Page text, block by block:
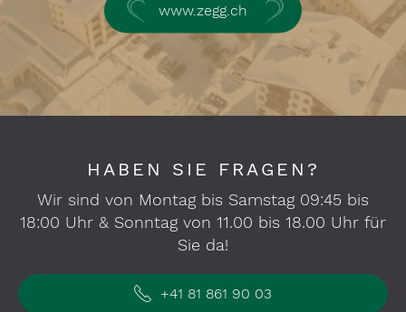
www.zegg.ch
HABEN SIE FRAGEN?
Wir sind von Montag bis Samstag 09:45 bis
18:00 Uhr & Sonntag von 11.00 bis 18.00 Uhr für
Sie da!
+41 81 861 90 03